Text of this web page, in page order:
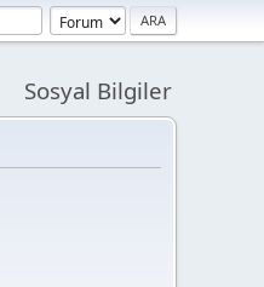
Sosyal Bilgiler